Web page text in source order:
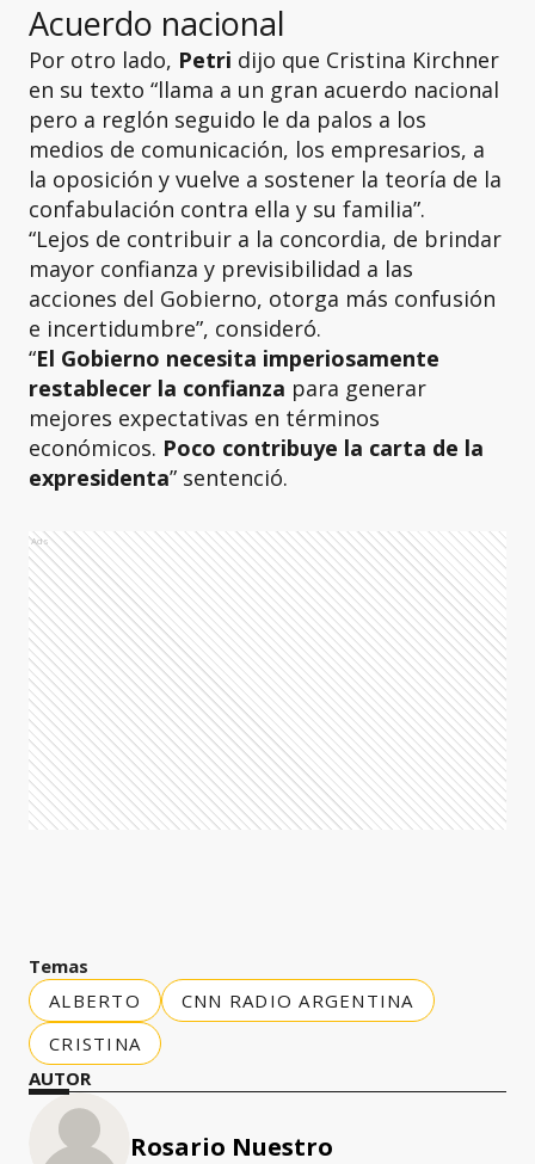
Acuerdo nacional
Por otro lado, Petri dijo que Cristina Kirchner
en su texto “llama a un gran acuerdo nacional
pero a reglón seguido le da palos a los
medios de comunicación, los empresarios, a
la oposición y vuelve a sostener la teoría de la
confabulación contra ella y su familia”.
“Lejos de contribuir a la concordia, de brindar
mayor confianza y previsibilidad a las
acciones del Gobierno, otorga más confusión
e incertidumbre”, consideró.
“El Gobierno necesita imperiosamente
restablecer la confianza para generar
mejores expectativas en términos
económicos. Poco contribuye la carta de la
expresidenta” sentenció.
Ads
Temas
ALBERTO
CNN RADIO ARGENTINA
CRISTINA
AUTOR
Rosario Nuestro